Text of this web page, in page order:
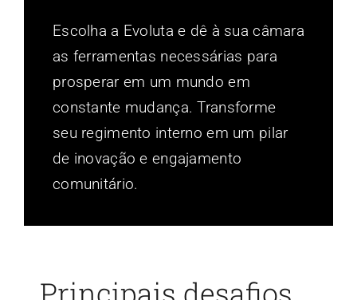
Escolha a Evoluta e dê à sua câmara
as ferramentas necessárias para
prosperar em um mundo em
constante mudança. Transforme
seu regimento interno em um pilar
de inovação e engajamento
comunitário.